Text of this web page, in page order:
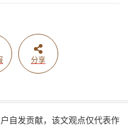
分享
自发贡献，该文观点仅代表作